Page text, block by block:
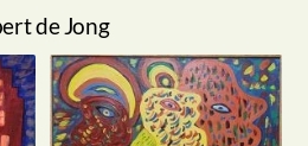
de Jong